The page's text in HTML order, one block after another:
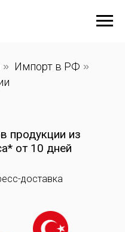
» Импорт в РФ »
продукции из
от 10 дней
доставка